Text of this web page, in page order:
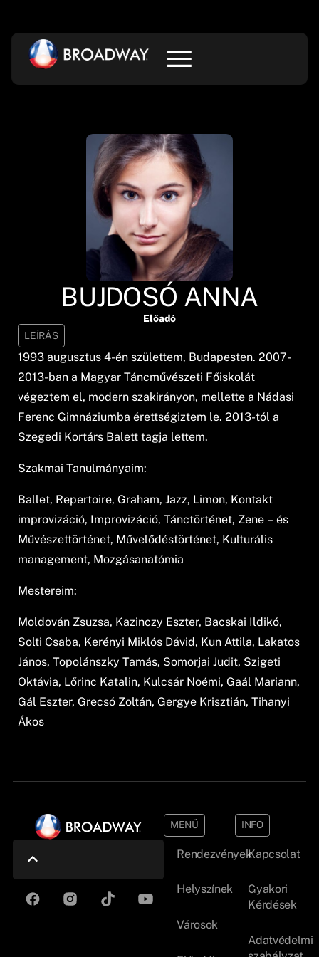
BUJDOSÓ ANNA
Előadó
LEÍRÁS
1993 augusztus 4-én születtem, Budapesten. 2007-
2013-ban a Magyar Táncművészeti Főiskolát
végeztem el, modern szakirányon, mellette a Nádasi
Ferenc Gimnáziumba érettségiztem le. 2013-tól a
Szegedi Kortárs Balett tagja lettem.
Szakmai Tanulmányaim:
Ballet, Repertoire, Graham, Jazz, Limon, Kontakt
improvizáció, Improvizáció, Tánctörténet, Zene – és
Művészettörténet, Művelődéstörténet, Kulturális
management, Mozgásanatómia
Mestereim:
Moldován Zsuzsa, Kazinczy Eszter, Bacskai Ildikó,
Solti Csaba, Kerényi Miklós Dávid, Kun Attila, Lakatos
János, Topolánszky Tamás, Somorjai Judit, Szigeti
Oktávia, Lőrinc Katalin, Kulcsár Noémi, Gaál Mariann,
Gál Eszter, Grecsó Zoltán, Gergye Krisztián, Tihanyi
Ákos
MENÜ
Rendezvények
Helyszínek
Városok
INFO
Kapcsolat
Gyakori
Kérdések
Adatvédelmi